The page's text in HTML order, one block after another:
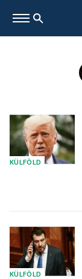
KÜLFÖLD
KÜLFÖLD